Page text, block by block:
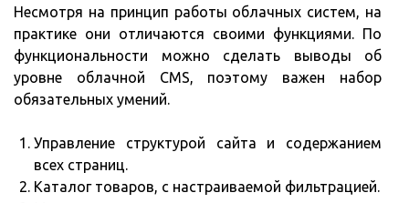
Несмотря на принцип работы облачных систем, на
практике они отличаются своими функциями. По
функциональности можно сделать выводы об
уровне облачной CMS, поэтому важен набор
обязательных умений.
Управление структурой сайта и содержанием
всех страниц.
Каталог товаров, с настраиваемой фильтрацией.